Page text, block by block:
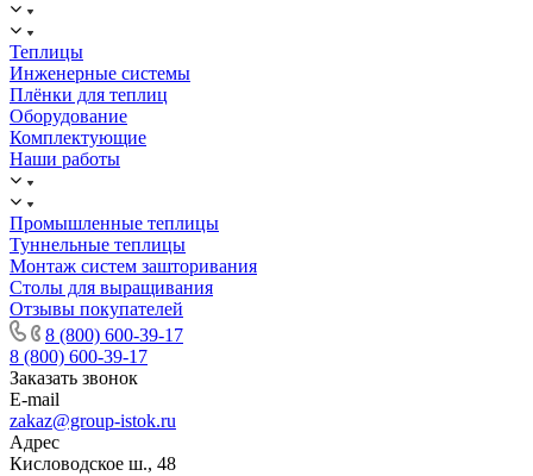
Теплицы
Инженерные системы
Плёнки для теплиц
Оборудование
Комплектующие
Наши работы
Промышленные теплицы
Туннельные теплицы
Монтаж систем зашторивания
Столы для выращивания
Отзывы покупателей
8 (800) 600-39-17
8 (800) 600-39-17
Заказать звонок
E-mail
zakaz@group-istok.ru
Адрес
Кисловодское ш., 48